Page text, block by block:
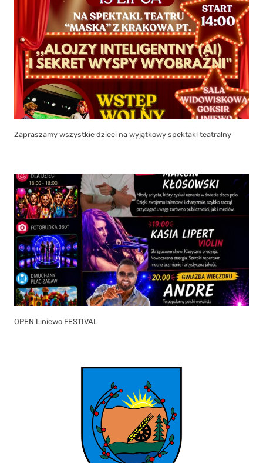
Zapraszamy wszystkie dzieci na wyjątkowy spektakl teatralny
OPEN Liniewo FESTIVAL